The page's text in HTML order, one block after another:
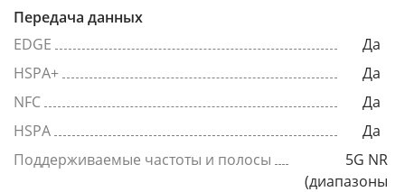
Передача данных
EDGE
Да
HSPA+
Да
NFC
Да
HSPA
Да
Поддерживаемые частоты и полосы
5G NR
(диапазоны